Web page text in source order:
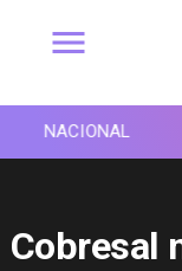
NACIONAL
Cobresal